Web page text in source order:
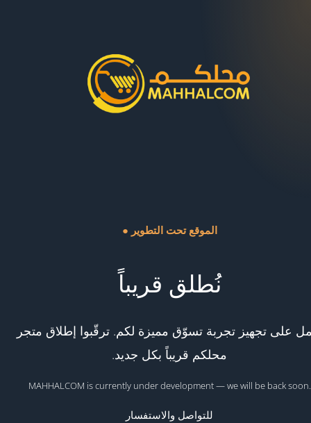
● الموقع تحت التطوير
نُطلق قريباً
على تجهيز تجربة تسوّق مميزة لكم. ترقّبوا إطلاق متجر
محلكم قريباً بكل جديد.
MAHHALCOM is currently under development — we will be back soon.
للتواصل والاستفسار